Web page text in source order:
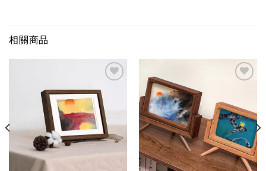
相關商品
「願
望清
單」
加入
「願
望清
單」